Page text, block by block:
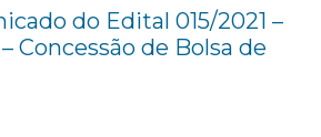
do Edital 015/2021 –
Concessão de Bolsa de